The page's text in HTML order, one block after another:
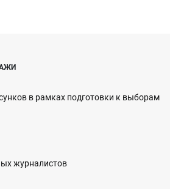
в рамках подготовки к выборам
журналистов